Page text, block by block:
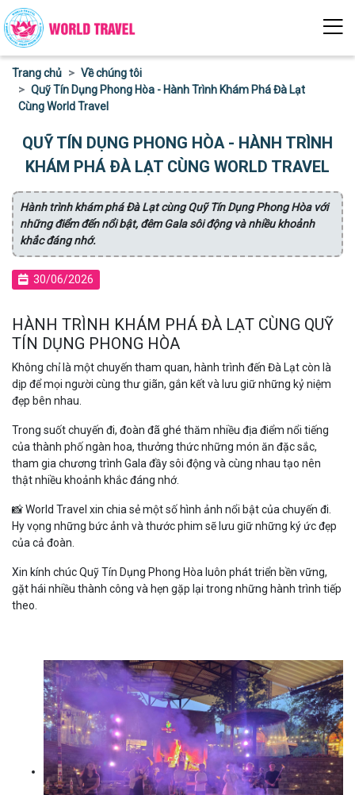
Trang chủ
Về chúng tôi
Quỹ Tín Dụng Phong Hòa - Hành Trình Khám Phá Đà Lạt
Cùng World Travel
QUỸ TÍN DỤNG PHONG HÒA - HÀNH TRÌNH
KHÁM PHÁ ĐÀ LẠT CÙNG WORLD TRAVEL
Hành trình khám phá Đà Lạt cùng Quỹ Tín Dụng Phong Hòa với
những điểm đến nổi bật, đêm Gala sôi động và nhiều khoảnh
khắc đáng nhớ.
30/06/2026
HÀNH TRÌNH KHÁM PHÁ ĐÀ LẠT CÙNG QUỸ
TÍN DỤNG PHONG HÒA
Không chỉ là một chuyến tham quan, hành trình đến Đà Lạt còn là
dịp để mọi người cùng thư giãn, gắn kết và lưu giữ những kỷ niệm
đẹp bên nhau.
Trong suốt chuyến đi, đoàn đã ghé thăm nhiều địa điểm nổi tiếng
của thành phố ngàn hoa, thưởng thức những món ăn đặc sắc,
tham gia chương trình Gala đầy sôi động và cùng nhau tạo nên
thật nhiều khoảnh khắc đáng nhớ.
📸 World Travel xin chia sẻ một số hình ảnh nổi bật của chuyến đi.
Hy vọng những bức ảnh và thước phim sẽ lưu giữ những ký ức đẹp
của cả đoàn.
Xin kính chúc Quỹ Tín Dụng Phong Hòa luôn phát triển bền vững,
gặt hái nhiều thành công và hẹn gặp lại trong những hành trình tiếp
theo.